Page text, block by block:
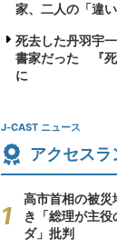
家、二人の「違
死去した丹羽宇
書家だった 『死
に
J-CAST ニュース
アクセスラ
高市首相の被
き「総理が主
ダ」批判